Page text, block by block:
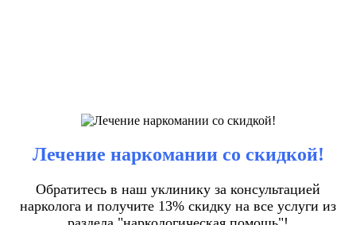
Лечение наркомании со скидкой!
Обратитесь в наш уклинику за консультацией
нарколога и получите 13% скидку на все услуги из